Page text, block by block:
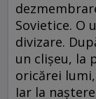
Sovietice. O
divizare.
un clişeu, la
oricărei
Iar la